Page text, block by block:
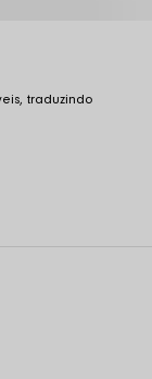
traduzindo